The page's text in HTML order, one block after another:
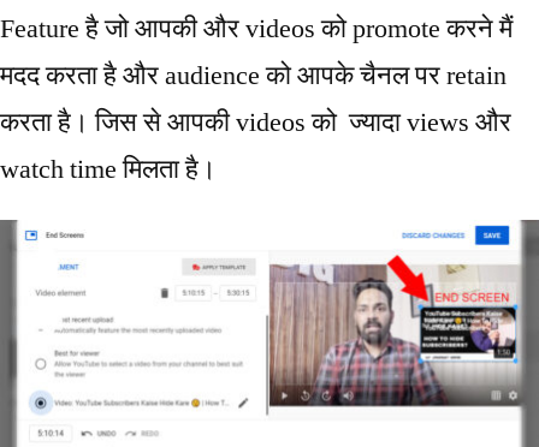
Feature है जो आपकी और videos को promote करने मैं
मदद करता है और audience को आपके चैनल पर retain
करता है। जिस से आपकी videos को ज्यादा views और
watch time मिलता है।